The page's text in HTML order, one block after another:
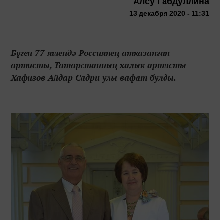
13 декабря 2020 - 11:31
Бүген 77 яшендә Россиянең атказанган
артисты, Татарстанның халык артисты
Хафизов Айдар Садри улы вафат булды.